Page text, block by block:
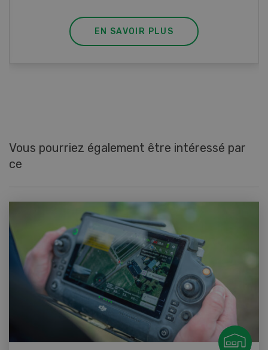
EN SAVOIR PLUS
Vous pourriez également être intéressé par
ce